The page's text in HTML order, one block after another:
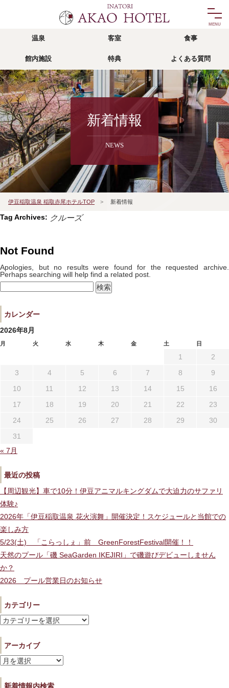
食事
food
館内施設
facility
リゾッチャ
risocha izu
特典
privilege
アクセス よくある質問
faq
宿泊予約
reservation
温泉 客室 食事
館内施設 特典 よくある質問
新着情報
NEWS
伊豆稲取温泉 稲取赤尾ホテルTOP > 新着情報
Tag Archives: クルーズ
Not Found
Apologies, but no results were found for the requested archive.
Perhaps searching will help find a related post.
索:
カレンダー
2026年8月
月 火 水 木 金 土 日
1
2
3
4 5 6 7 8
9
10
11 12 13 14 15
16
17
18 19 20 21 22
23
24
25 26 27 28 29
30
31
« 7月
最近の投稿
【周辺観光】車で10分！伊豆アニマルキングダムで大迫力のサファリ
体験♪
2026年「伊豆稲取温泉 花火演舞」開催決定！スケジュールと当館での
楽しみ方
5/23(土) 「こらっしぇ」前 GreenForestFestival開催！！
天然のプール「磯 SeaGarden IKEJIRI」で磯遊びデビューしません
か？
2026 プール営業日のお知らせ
カテゴリー
カ
ゴ
リ
アーカイブ
ア
新着情報内検索